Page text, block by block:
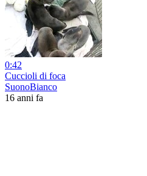
0:42
Cuccioli di foca
SuonoBianco
16 anni fa